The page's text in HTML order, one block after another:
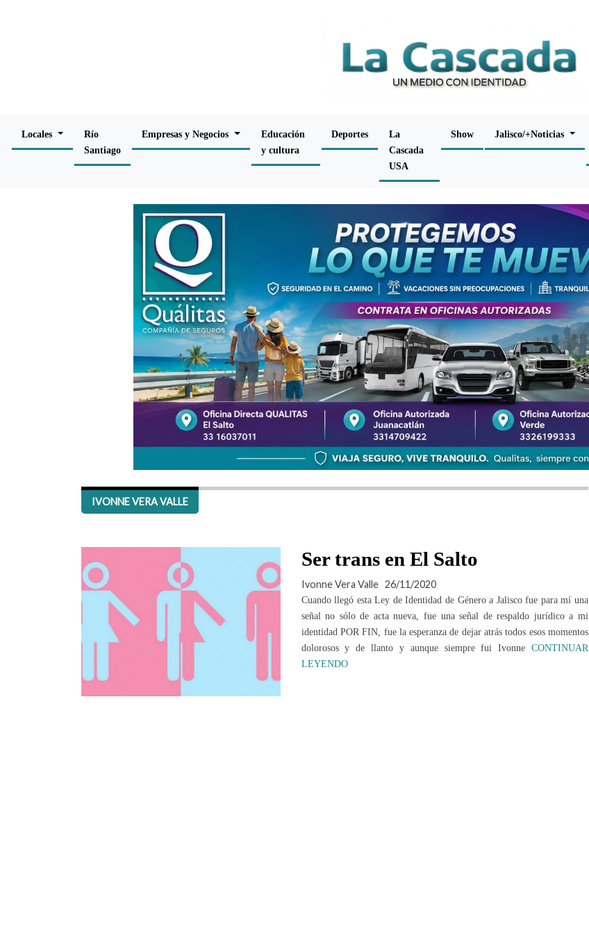
Locales
Río
Santiago
Empresas y Negocios
Educación
y cultura
Deportes
La
Cascada
USA
Show Jalisco/+Noticias
IVONNE VERA VALLE
Ser trans en El Salto
Ivonne Vera Valle 26/11/2020
Cuando llegó esta Ley de Identidad de Género a Jalisco fue para mí una
señal no sólo de acta nueva, fue una señal de respaldo jurídico a mi
identidad POR FIN, fue la esperanza de dejar atrás todos esos momentos
dolorosos y de llanto y aunque siempre fui Ivonne CONTINUAR
LEYENDO